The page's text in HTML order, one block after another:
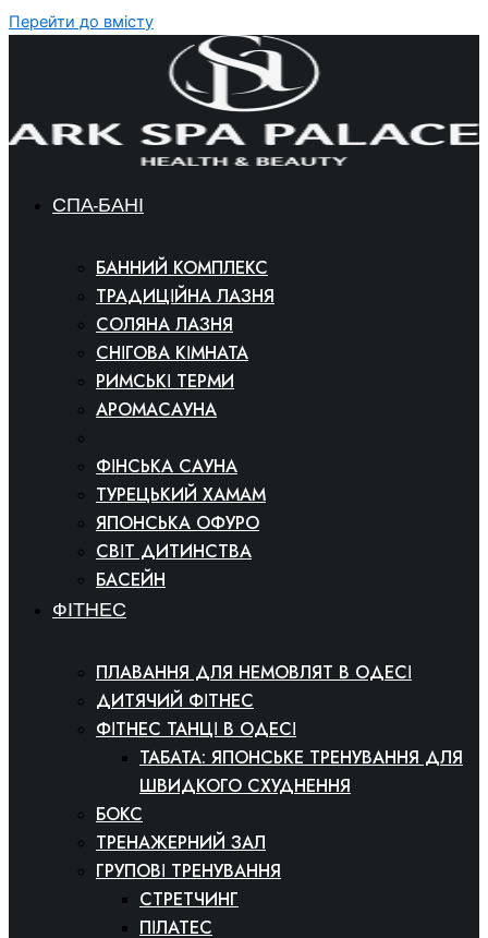
Перейти до вмісту
СПА-БАНІ
БАННИЙ КОМПЛЕКС
ТРАДИЦІЙНА ЛАЗНЯ
СОЛЯНА ЛАЗНЯ
СНІГОВА КІМНАТА
РИМСЬКІ ТЕРМИ
АРОМАСАУНА
ФІНСЬКА САУНА
ТУРЕЦЬКИЙ ХАМАМ
ЯПОНСЬКА ОФУРО
СВІТ ДИТИНСТВА
БАСЕЙН
ФІТНЕС
ПЛАВАННЯ ДЛЯ НЕМОВЛЯТ В ОДЕСІ
ДИТЯЧИЙ ФІТНЕС
ФІТНЕС ТАНЦІ В ОДЕСІ
ТАБАТА: ЯПОНСЬКЕ ТРЕНУВАННЯ ДЛЯ
ШВИДКОГО СХУДНЕННЯ
БОКС
ТРЕНАЖЕРНИЙ ЗАЛ
ГРУПОВІ ТРЕНУВАННЯ
СТРЕТЧИНГ
ПІЛАТЕС